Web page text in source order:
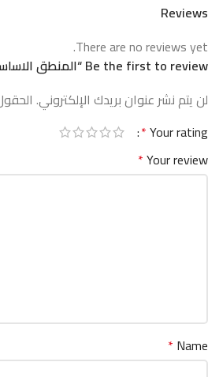
Reviews
There are no reviews yet.
Be the first to review “المنطق الاساسيات”
لن يتم نشر عنوان بريدك الإلكتروني.
Your rating
*
Your review
*
Name
*